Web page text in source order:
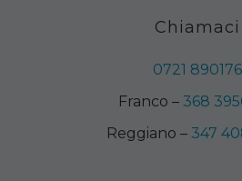
Chiamaci
0721 890176
Franco – 368
Reggiano – 347